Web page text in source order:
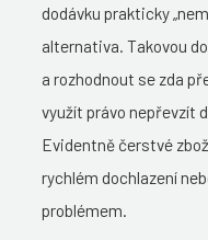
dodávku prakticky
alternativa. Takovou
a rozhodnout se zda
využít právo nepřevzít
Evidentně čerstvé
rychlém dochlazení
problémem.